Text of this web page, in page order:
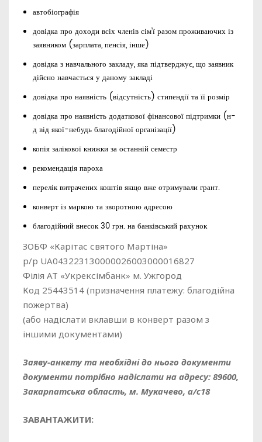
автобіографія
довідка про доходи всіх членів сім’ї разом проживаючих із
заявником (зарплата, пенсія, інше)
довідка з навчального закладу, яка підтверджує, що заявник
дійсно навчається у даному закладі
довідка про наявність (відсутність) стипендії та її розмір
довідка про наявність додаткової фінансової підтримки (н-
д від якої-небудь благодійної організації)
копія залікової книжки за останній семестр
рекомендація пароха
перелік витрачених коштів якщо вже отримували грант.
конверт із маркою та зворотною адресою
благодійний внесок 30 грн. на банківський рахунок
ЗОБФ «Карітас святого Мартіна»
р/р UA043223130000026003000016827
Філія АТ «Укрексімбанк» м. Ужгород
Код 25443514 (призначення платежу: благодійна
пожертва)
(або надіслати вклавши в конверт разом з
іншими документами)
Заяву-анкету та необхідні до нього документи
документи потрібно надіслати на адресу: 89600,
Закарпатська область, м. Мукачево, а/с18
ЗАВАНТАЖИТИ: